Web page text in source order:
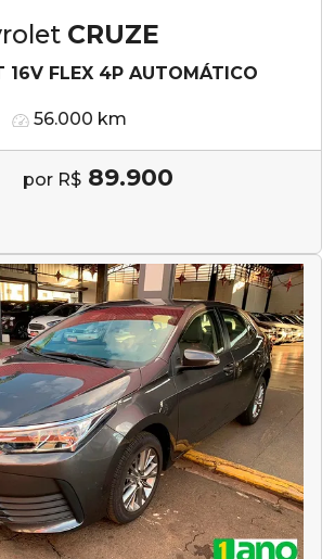
CRUZE
16V FLEX 4P AUTOMÁTICO
56.000 km
por R$ 89.900